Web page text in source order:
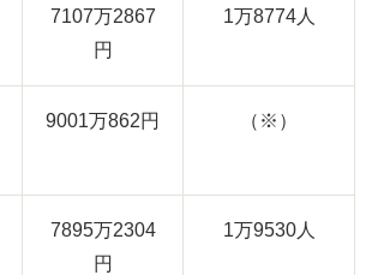
7107万2867
円
1万8774人
9001万862円 （※）
7895万2304
円
1万9530人